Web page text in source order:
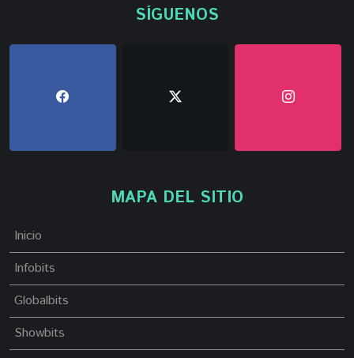
SÍGUENOS
MAPA DEL SITIO
Inicio
Infobits
Globalbits
Showbits